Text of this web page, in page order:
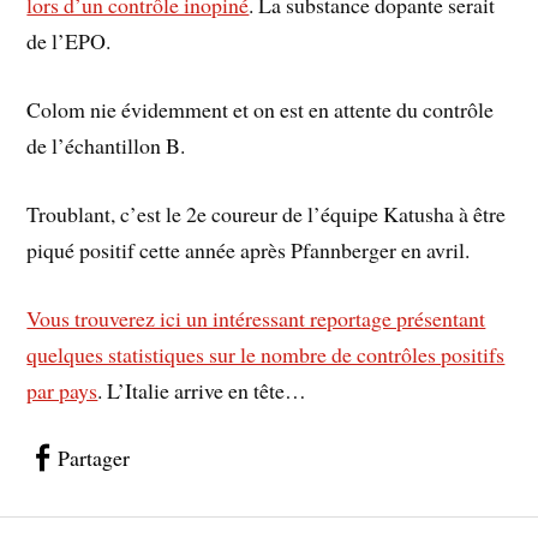
de l’EPO.
Colom nie évidemment et on est en attente du contrôle
de l’échantillon B.
Troublant, c’est le 2e coureur de l’équipe Katusha à être
piqué positif cette année après Pfannberger en avril.
Vous trouverez ici un intéressant reportage présentant
quelques statistiques sur le nombre de contrôles positifs
par pays. L’Italie arrive en tête…
Partager